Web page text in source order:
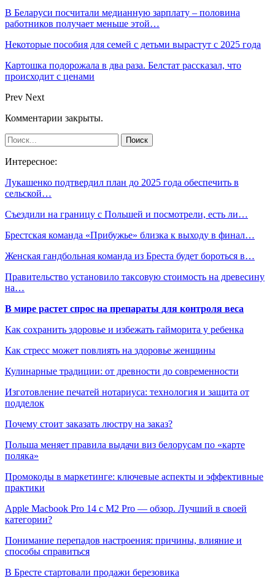
В Беларуси посчитали медианную зарплату – половина
работников получает меньше этой…
Некоторые пособия для семей с детьми вырастут с 2025 года
Картошка подорожала в два раза. Белстат рассказал, что
происходит с ценами
Prev Next
Комментарии закрыты.
Интересное:
Лукашенко подтвердил план до 2025 года обеспечить в
сельской…
Съездили на границу с Польшей и посмотрели, есть ли…
Брестская команда «Прибужье» близка к выходу в финал…
Женская гандбольная команда из Бреста будет бороться в…
Правительство установило таксовую стоимость на древесину
на…
В мире растет спрос на препараты для контроля веса
Как сохранить здоровье и избежать гайморита у ребенка
Как стресс может повлиять на здоровье женщины
Кулинарные традиции: от древности до современности
Изготовление печатей нотариуса: технология и защита от
подделок
Почему стоит заказать люстру на заказ?
Польша меняет правила выдачи виз белорусам по «карте
поляка»
Промокоды в маркетинге: ключевые аспекты и эффективные
практики
Apple Macbook Pro 14 с M2 Pro — обзор. Лучший в своей
категории?
Понимание перепадов настроения: причины, влияние и
способы справиться
В Бресте стартовали продажи березовика